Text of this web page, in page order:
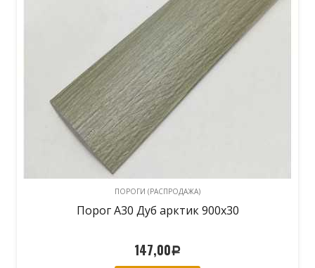
ПОРОГИ (РАСПРОДАЖА)
Порог А30 Дуб арктик 900х30
147,00Р